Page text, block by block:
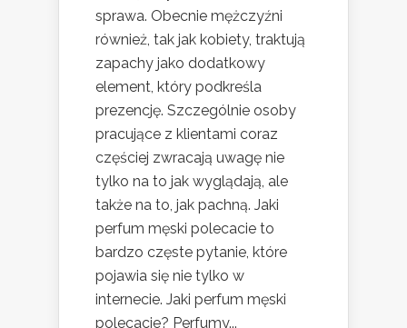
sprawa. Obecnie mężczyźni
również, tak jak kobiety, traktują
zapachy jako dodatkowy
element, który podkreśla
prezencję. Szczególnie osoby
pracujące z klientami coraz
częściej zwracają uwagę nie
tylko na to jak wyglądają, ale
także na to, jak pachną. Jaki
perfum męski polecacie to
bardzo częste pytanie, które
pojawia się nie tylko w
internecie. Jaki perfum męski
polecacie? Perfumy...